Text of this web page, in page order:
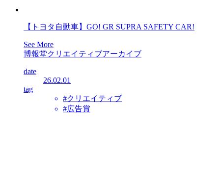
【トヨタ自動車】GO! GR SUPRA SAFETY CAR!
See More
博報堂クリエイティブアーカイブ
date
26.02.01
tag
#クリエイティブ
#広告賞